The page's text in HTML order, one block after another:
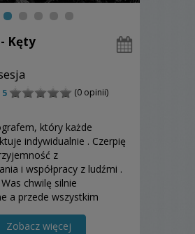
Kęty
5
(0 opinii)
który każde
indywidualnie . Czerpię
z
i współpracy z ludźmi .
chwilę silnie
a przede wszystkim
Zobacz więcej